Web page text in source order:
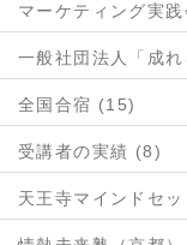
マーケティング実
一般社団法人「成
全国合宿 (15)
受講者の実績 (8)
天王寺マインドセ